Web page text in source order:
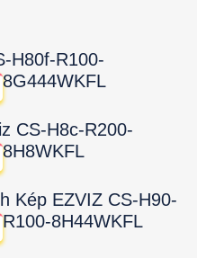
H80f-R100-
8G444WKFL
CS-H8c-R200-
8H8WKFL
Kép EZVIZ CS-H90-
R100-8H44WKFL